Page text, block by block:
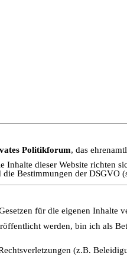
Politikforum, das
Inhalte dieser Website richten
Bestimmungen der DSGVO
für die eigenen Inhalte
werden, bin ich als
(z.B.